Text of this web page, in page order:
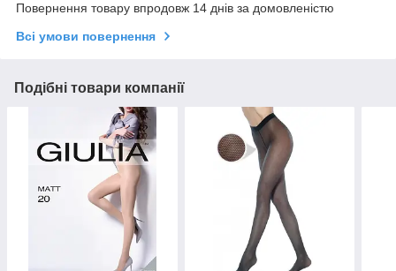
Повернення товару впродовж 14 днів за домовленістю
Всі умови повернення
Подібні товари компанії